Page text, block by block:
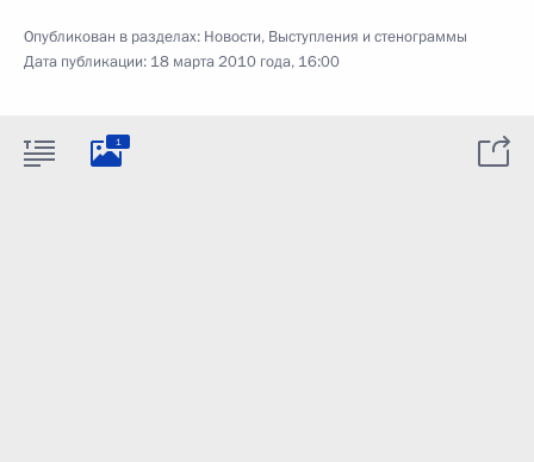
Опубликован в разделах: Новости, Выступления и стенограммы
Дата публикации: 18 марта 2010 года, 16:00
1